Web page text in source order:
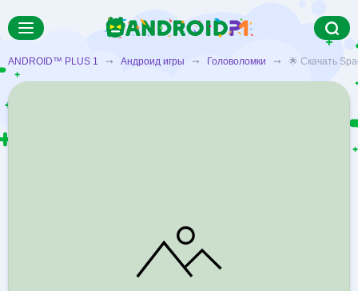
ANDROID™ PLUS 1 ➞ Андроид игры ➞ Головоломки ➞ 🌟 Скачать